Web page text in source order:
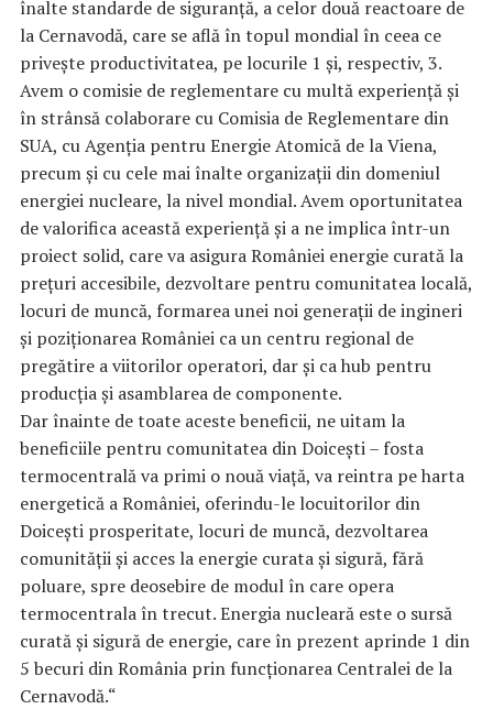
înalte standarde de siguranță, a celor două reactoare de
la Cernavodă, care se află în topul mondial în ceea ce
privește productivitatea, pe locurile 1 și, respectiv, 3.
Avem o comisie de reglementare cu multă experiență și
în strânsă colaborare cu Comisia de Reglementare din
SUA, cu Agenția pentru Energie Atomică de la Viena,
precum și cu cele mai înalte organizații din domeniul
energiei nucleare, la nivel mondial. Avem oportunitatea
de valorifica această experiență și a ne implica într-un
proiect solid, care va asigura României energie curată la
prețuri accesibile, dezvoltare pentru comunitatea locală,
locuri de muncă, formarea unei noi generații de ingineri
și poziționarea României ca un centru regional de
pregătire a viitorilor operatori, dar și ca hub pentru
producția și asamblarea de componente.
Dar înainte de toate aceste beneficii, ne uitam la
beneficiile pentru comunitatea din Doicești – fosta
termocentrală va primi o nouă viață, va reintra pe harta
energetică a României, oferindu-le locuitorilor din
Doicești prosperitate, locuri de muncă, dezvoltarea
comunității și acces la energie curata și sigură, fără
poluare, spre deosebire de modul în care opera
termocentrala în trecut. Energia nucleară este o sursă
curată și sigură de energie, care în prezent aprinde 1 din
5 becuri din România prin funcționarea Centralei de la
Cernavodă.“